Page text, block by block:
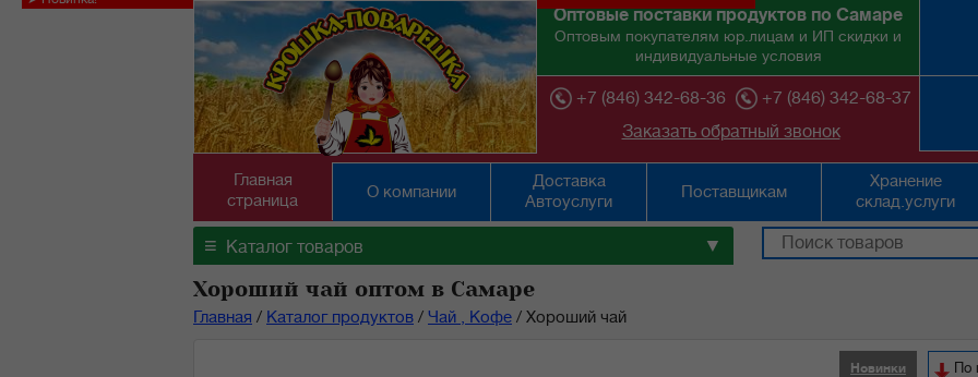
Оптовые поставки продуктов по Самаре
Оптовым покупателям юр.лицам и ИП скидки и
индивидуальные условия
+7 (846) 342-68-36
+7 (846) 342-68-37
Заказать обратный звонок
Главная
страница
О компании
Доставка
Автоуслуги
Поставщикам
Хранение
склад.услуги
≡ Каталог товаров ▼
Хороший чай оптом в Самаре
Главная / Каталог продуктов / Чай , Кофе / Хороший чай
По
Новинки